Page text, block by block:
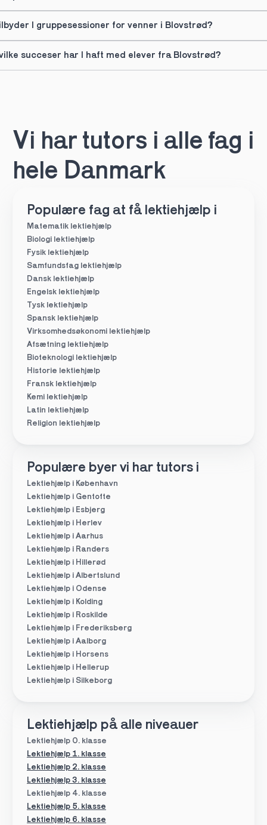
I gruppesessioner for venner i Blovstrød?
succeser har I haft med elever fra Blovstrød?
Vi har tutors i alle fag i
hele Danmark
Populære fag at få lektiehjælp i
Matematik lektiehjælp
Biologi lektiehjælp
Fysik lektiehjælp
Samfundsfag lektiehjælp
Dansk lektiehjælp
Engelsk lektiehjælp
Tysk lektiehjælp
Spansk lektiehjælp
Virksomhedsøkonomi lektiehjælp
Afsætning lektiehjælp
Bioteknologi lektiehjælp
Historie lektiehjælp
Fransk lektiehjælp
Kemi lektiehjælp
Latin lektiehjælp
Religion lektiehjælp
Populære byer vi har tutors i
Lektiehjælp i København
Lektiehjælp i Gentofte
Lektiehjælp i Esbjerg
Lektiehjælp i Herlev
Lektiehjælp i Aarhus
Lektiehjælp i Randers
Lektiehjælp i Hillerød
Lektiehjælp i Albertslund
Lektiehjælp i Odense
Lektiehjælp i Kolding
Lektiehjælp i Roskilde
Lektiehjælp i Frederiksberg
Lektiehjælp i Aalborg
Lektiehjælp i Horsens
Lektiehjælp i Hellerup
Lektiehjælp i Silkeborg
Lektiehjælp på alle niveauer
Lektiehjælp 0. klasse
Lektiehjælp 4. klasse
Lektiehjælp 5. klasse
Lektiehjælp 1. klasse
Lektiehjælp 6. klasse
Lektiehjælp 2. klasse
Lektiehjælp 3. klasse